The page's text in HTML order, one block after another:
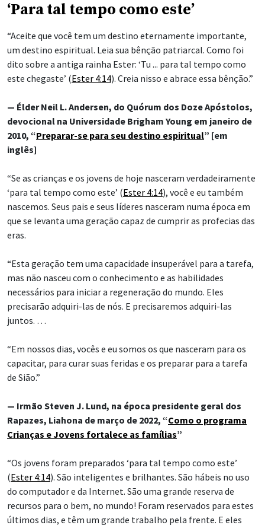
‘Para tal tempo como este’
“Aceite que você tem um destino eternamente importante,
um destino espiritual. Leia sua bênção patriarcal. Como foi
dito sobre a antiga rainha Ester: ‘Tu ... para tal tempo como
este chegaste’ (Ester 4:14). Creia nisso e abrace essa bênção.”
— Élder Neil L. Andersen, do Quórum dos Doze Apóstolos,
devocional na Universidade Brigham Young em janeiro de
2010, “Preparar-se para seu destino espiritual” [em
inglês]
“Se as crianças e os jovens de hoje nasceram verdadeiramente
‘para tal tempo como este’ (Ester 4:14), você e eu também
nascemos. Seus pais e seus líderes nasceram numa época em
que se levanta uma geração capaz de cumprir as profecias das
eras.
“Esta geração tem uma capacidade insuperável para a tarefa,
mas não nasceu com o conhecimento e as habilidades
necessários para iniciar a regeneração do mundo. Eles
precisarão adquiri-las de nós. E precisaremos adquiri-las
juntos. …
“Em nossos dias, vocês e eu somos os que nasceram para os
capacitar, para curar suas feridas e os preparar para a tarefa
de Sião.”
— Irmão Steven J. Lund, na época presidente geral dos
Rapazes, Liahona de março de 2022, “Como o programa
Crianças e Jovens fortalece as famílias”
“Os jovens foram preparados ‘para tal tempo como este’
(Ester 4:14). São inteligentes e brilhantes. São hábeis no uso
do computador e da Internet. São uma grande reserva de
recursos para o bem, no mundo! Foram reservados para estes
últimos dias, e têm um grande trabalho pela frente. E eles